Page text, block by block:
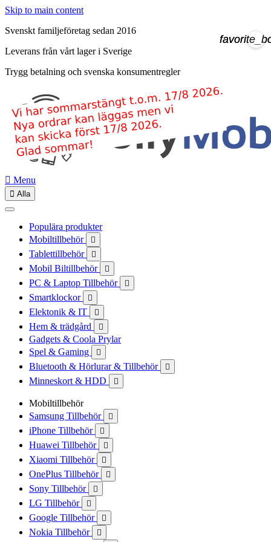
Skip to main content
Svenskt familjeföretag sedan 2016
Leverans från vårt lager i Sverige
Trygg betalning och svenska konsumentregler
 Menu
 Alla
Populära produkter
Mobiltillbehör

Tablettillbehör 
Mobil Biltillbehör 
PC & Laptop Tillbehör 
Smartklockor 
Elektonik & IT 
Hem & trädgård 
Gadgets & Coola Prylar
Spel & Gaming

Bluetooth & Hörlurar & Tillbehör 
Minneskort & HDD 
Mobiltillbehör
Samsung Tillbehör

iPhone Tillbehör 
Huawei Tillbehör 
Xiaomi Tillbehör 
OnePlus Tillbehör 
Sony Tillbehör 
LG Tillbehör 
Google Tillbehör 
Nokia Tillbehör 